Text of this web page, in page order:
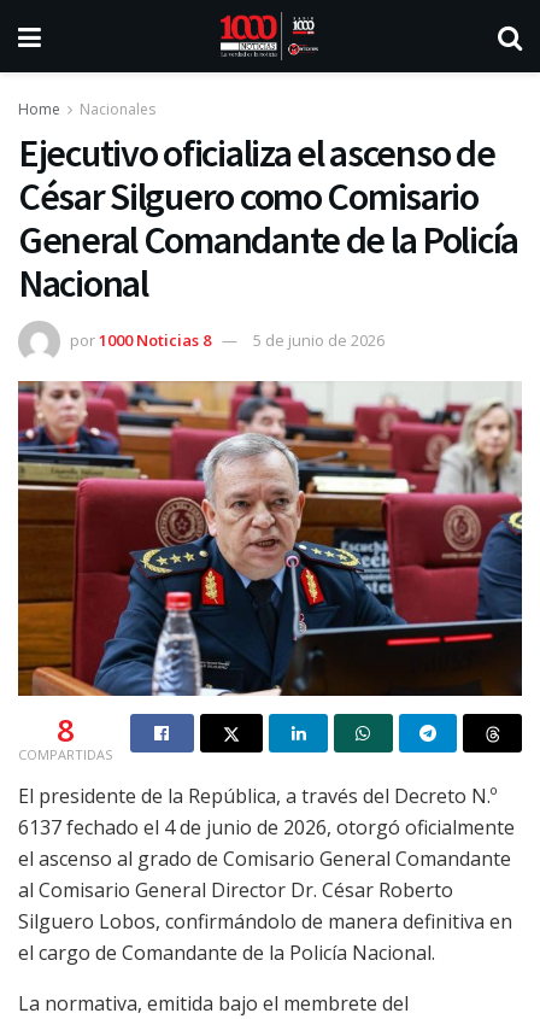
Home Nacionales
Ejecutivo oficializa el ascenso de
César Silguero como Comisario
General Comandante de la Policía
Nacional
por1000 Noticias 8 5 de junio de 2026
8
COMPARTIDAS
El presidente de la República, a través del Decreto N.º
6137 fechado el 4 de junio de 2026, otorgó oficialmente
el ascenso al grado de Comisario General Comandante
al Comisario General Director Dr. César Roberto
Silguero Lobos, confirmándolo de manera definitiva en
el cargo de Comandante de la Policía Nacional.
La normativa, emitida bajo el membrete del